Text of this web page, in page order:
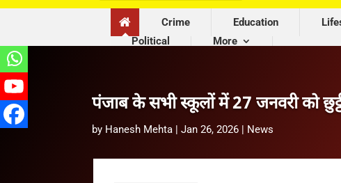
Crime Education
Political
More
पंजाब के सभी स्कूलों में 27 जनवरी को
by Hanesh Mehta | Jan 26, 2026 | News